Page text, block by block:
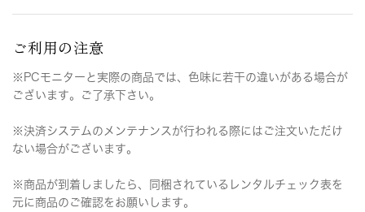
ご利用の注意
※PCモニターと実際の商品では、色味に若干の違いがある場合が
ございます。ご了承下さい。
※決済システムのメンテナンスが行われる際にはご注文いただけ
ない場合がございます。
※商品が到着しましたら、同梱されているレンタルチェック表を
元に商品のご確認をお願いします。